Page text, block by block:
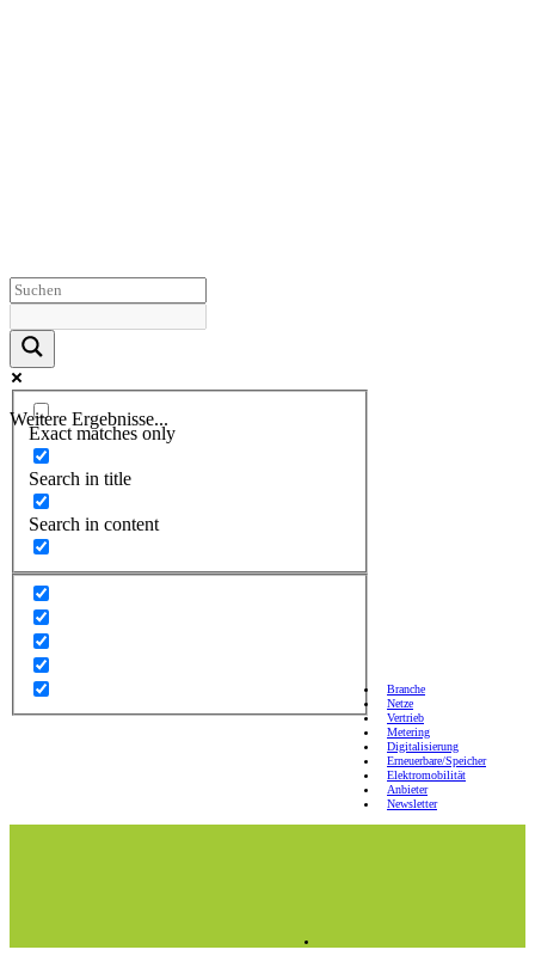
Weitere Ergebnisse...
Exact matches only
Search in title
Search in content
Branche
Netze
Vertrieb
Metering
Digitalisierung
Erneuerbare/Speicher
Elektromobilität
Anbieter
Newsletter